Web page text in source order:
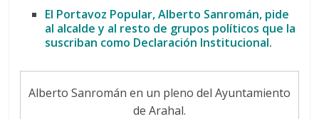
El Portavoz Popular, Alberto Sanromán, pide
al alcalde y al resto de grupos políticos que la
suscriban como Declaración Institucional.
Alberto Sanromán en un pleno del Ayuntamiento
de Arahal.